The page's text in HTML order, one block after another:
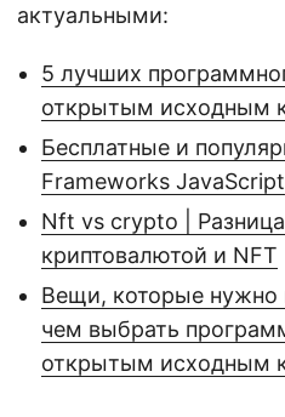
актуальными:
5 лучших
открытым исходным
Бесплатные и
Frameworks JavaScript
Nft vs crypto |
криптовалютой и NFT
Вещи, которые нужно
чем выбрать
открытым исходным